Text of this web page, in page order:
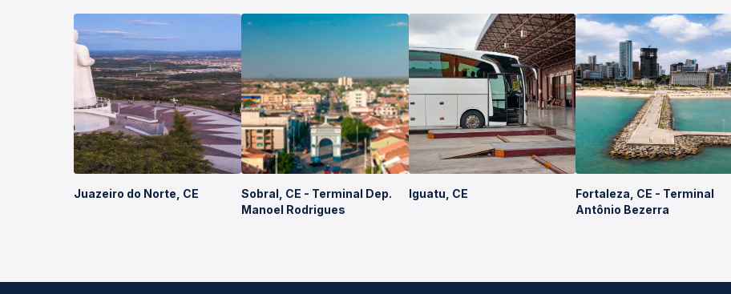
Juazeiro do Norte, CE
Sobral, CE - Terminal Dep.
Manoel Rodrigues
Iguatu, CE
Fortaleza, CE - Terminal
Antônio Bezerra